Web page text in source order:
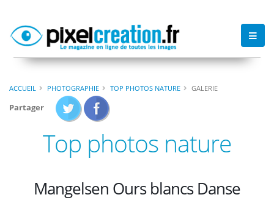
ACCUEIL PHOTOGRAPHIE TOP PHOTOS NATURE GALERIE
Partager
Top photos nature
Mangelsen Ours blancs Danse